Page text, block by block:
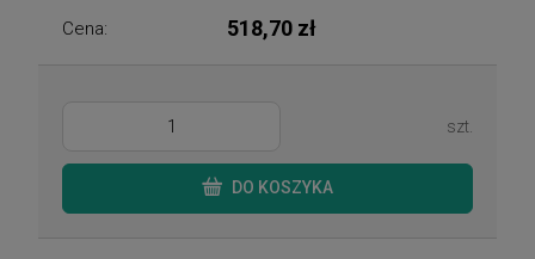
Cena: 518,70 zł
szt.
DO KOSZYKA